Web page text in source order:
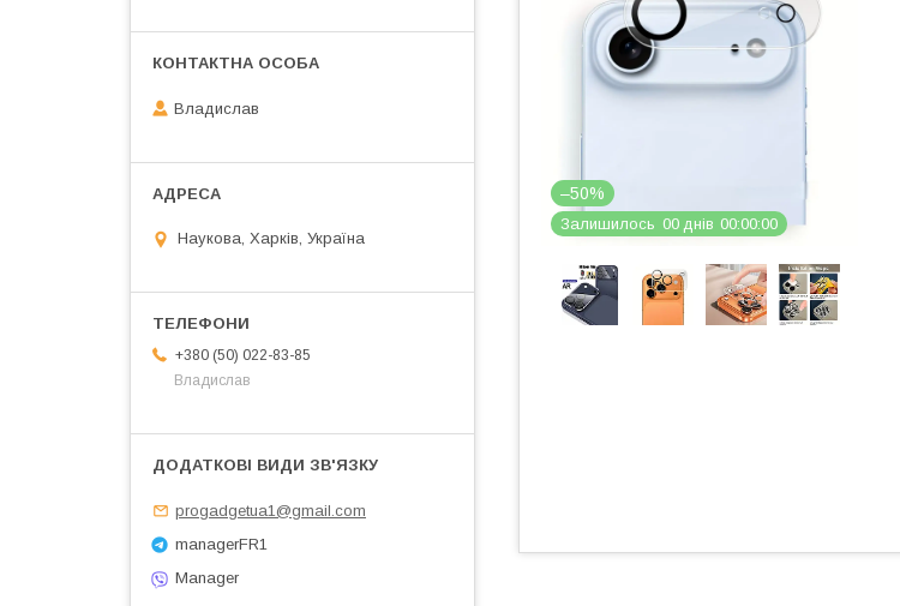
–50%
Залишилось 00 днів 00 00 00
Владислав
Наукова, Харків, Україна
+380 (50) 022-83-85
Владислав
progadgetua1@gmail.com
managerFR1
Manager